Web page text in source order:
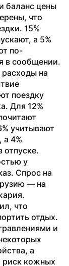
баланс цены
что
15%
а 5%
по-
в сообщении.
на
поездку
Для 12%
учитывают
а 4%
отпуске.
у
Спрос на
— на
что
отдых.
и
а
риск кожных